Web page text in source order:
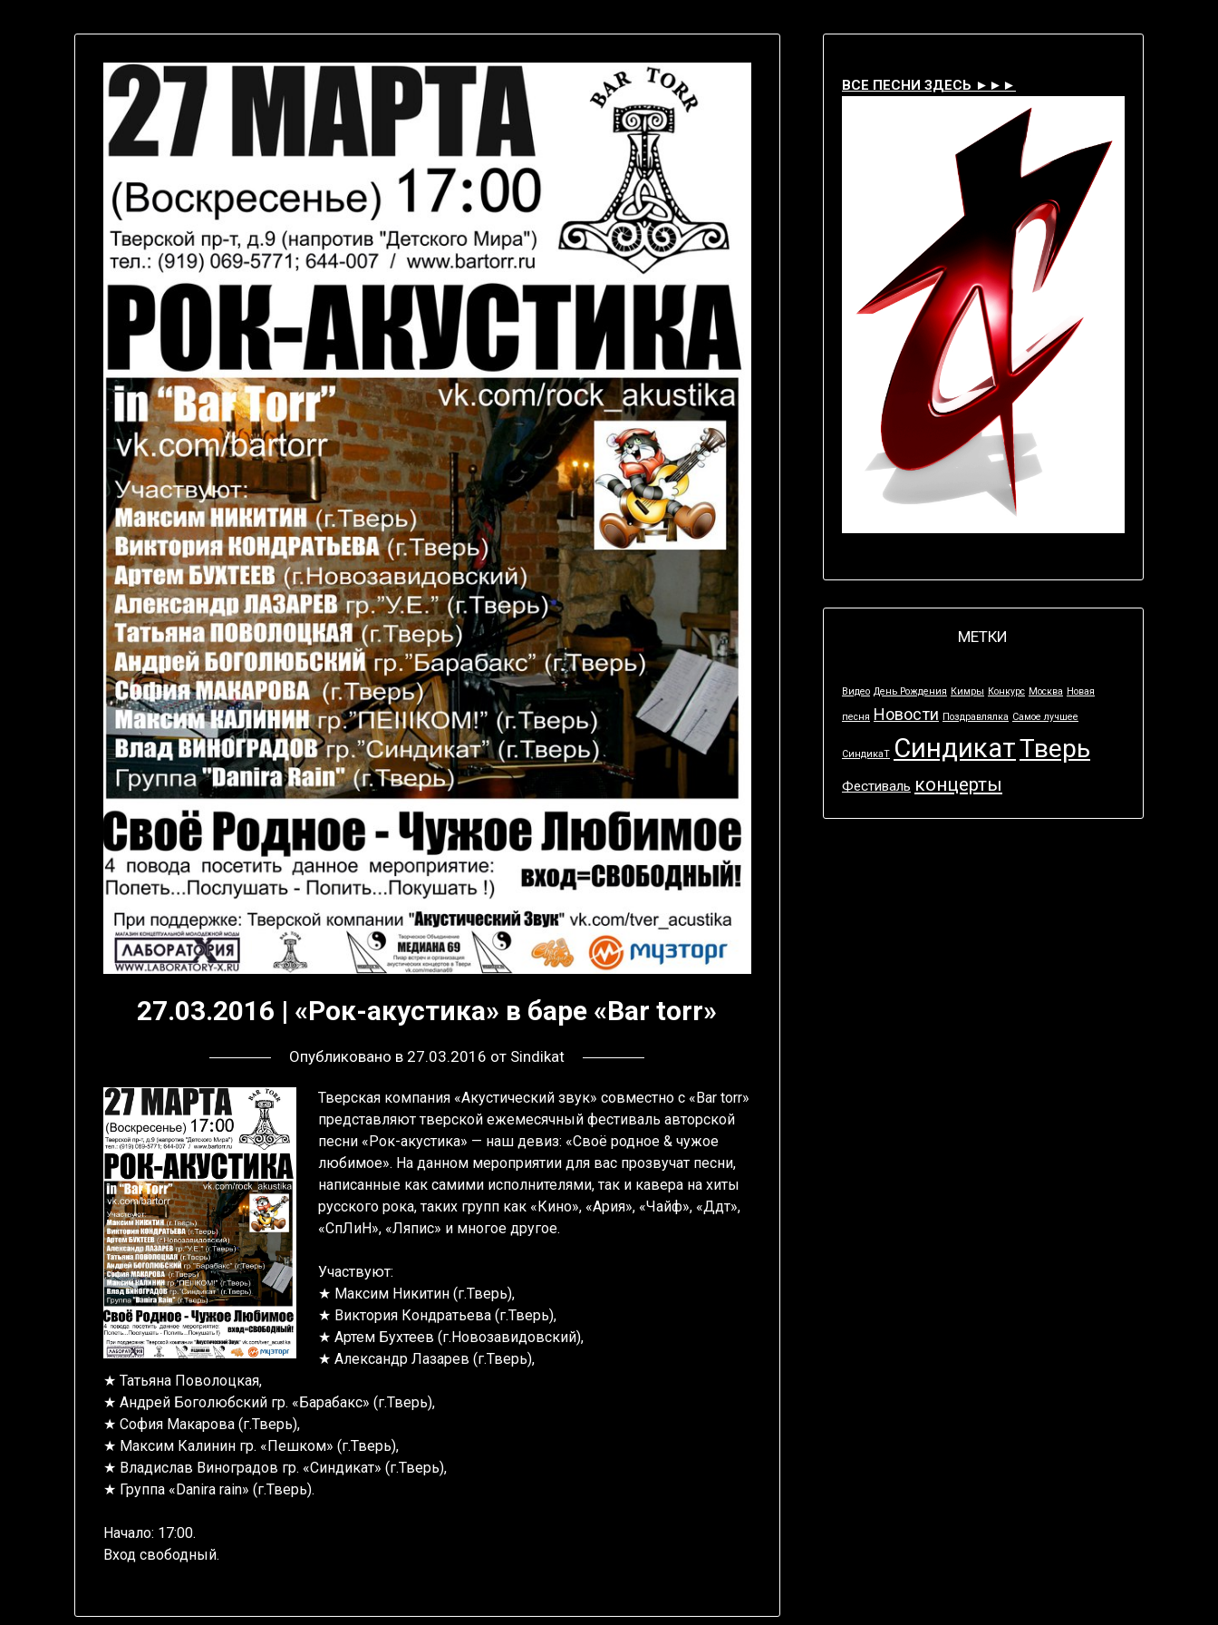
27.03.2016 | «Рок-акустика» в баре «Bar torr»
Опубликовано в 27.03.2016 от Sindikat
Тверская компания «Акустический звук» совместно с «Bar torr»
представляют тверской ежемесячный фестиваль авторской
песни «Рок-акустика» — наш девиз: «Своё родное & чужое
любимое». На данном мероприятии для вас прозвучат песни,
написанные как самими исполнителями, так и кавера на хиты
русского рока, таких групп как «Кино», «Ария», «Чайф», «Ддт»,
«СпЛиН», «Ляпис» и многое другое.
Участвуют:
★ Максим Никитин (г.Тверь),
★ Виктория Кондратьева (г.Тверь),
★ Артем Бухтеев (г.Новозавидовский),
★ Александр Лазарев (г.Тверь),
★ Татьяна Поволоцкая,
★ Андрей Боголюбский гр. «Барабакс» (г.Тверь),
★ София Макарова (г.Тверь),
★ Максим Калинин гр. «Пешком» (г.Тверь),
★ Владислав Виноградов гр. «Синдикат» (г.Тверь),
★ Группа «Danira rain» (г.Тверь).
Начало: 17:00.
Вход свободный.
ВСЕ ПЕСНИ ЗДЕСЬ ►►►
МЕТКИ
Видео День Рождения Кимры Конкурс Москва Новая
песня Новости Поздравлялка Самое лучшее
СиндикаТ СиндикатТверь
Фестиваль концерты